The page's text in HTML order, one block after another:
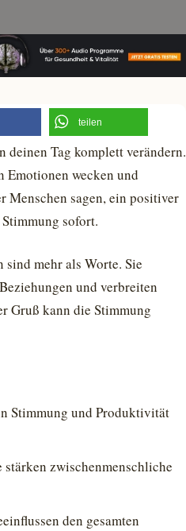
teilen
deinen Tag komplett verändern.
wecken und
Menschen sagen, ein positiver
sofort.
mehr als Worte. Sie
und verbreiten
Gruß kann die Stimmung
Stimmung und Produktivität
zwischenmenschliche
den gesamten